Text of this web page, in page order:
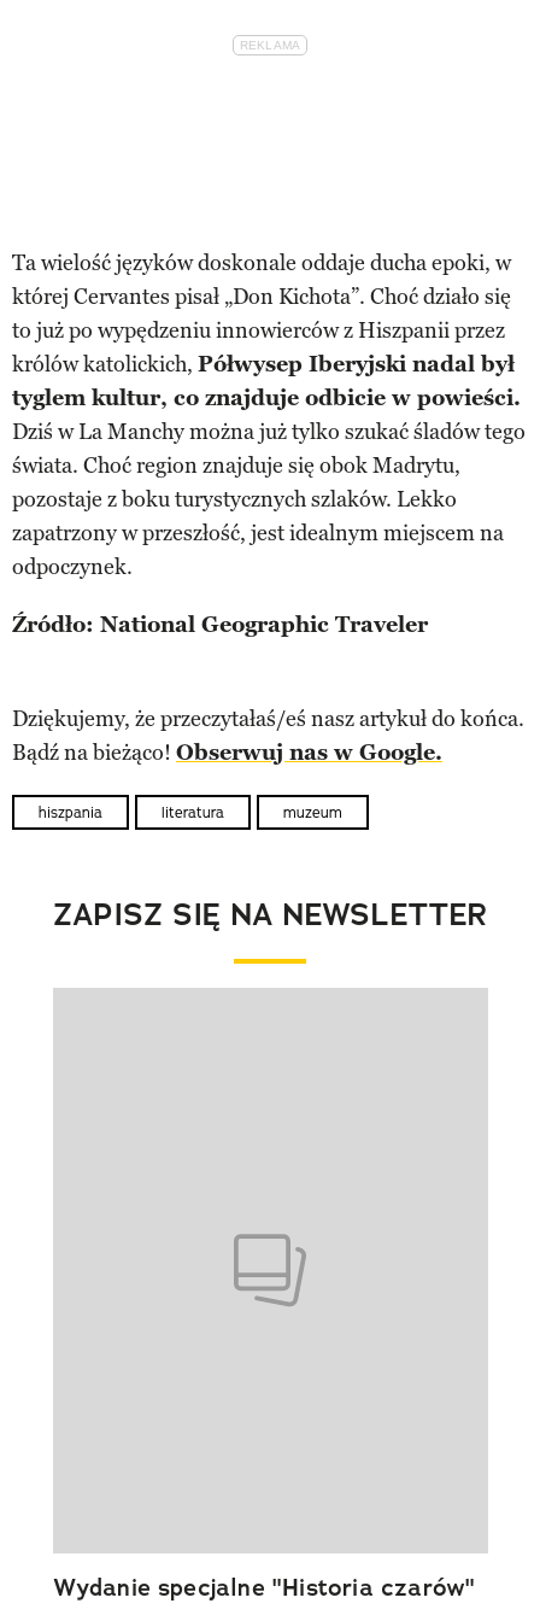
Ta wielość języków doskonale oddaje ducha epoki, w
której Cervantes pisał „Don Kichota”. Choć działo się
to już po wypędzeniu innowierców z Hiszpanii przez
królów katolickich, Półwysep Iberyjski nadal był
tyglem kultur, co znajduje odbicie w powieści.
Dziś w La Manchy można już tylko szukać śladów tego
świata. Choć region znajduje się obok Madrytu,
pozostaje z boku turystycznych szlaków. Lekko
zapatrzony w przeszłość, jest idealnym miejscem na
odpoczynek.
Źródło: National Geographic Traveler
Dziękujemy, że przeczytałaś/eś nasz artykuł do końca.
Bądź na bieżąco! Obserwuj nas w Google.
hiszpania literatura muzeum
ZAPISZ SIĘ NA NEWSLETTER
Wydanie specjalne "Historia czarów"